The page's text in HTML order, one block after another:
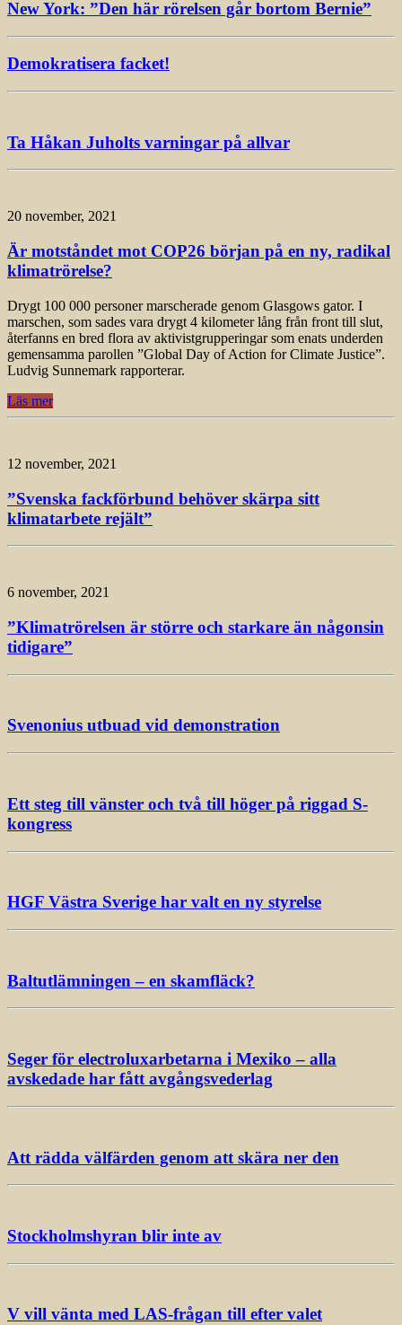
New York: ”Den här rörelsen går bortom Bernie”
Demokratisera facket!
Ta Håkan Juholts varningar på allvar
20 november, 2021
Är motståndet mot COP26 början på en ny, radikal
klimatrörelse?
Drygt 100 000 personer marscherade genom Glasgows gator. I
marschen, som sades vara drygt 4 kilometer lång från front till slut,
återfanns en bred flora av aktivistgrupperingar som enats underden
gemensamma parollen ”Global Day of Action for Climate Justice”.
Ludvig Sunnemark rapporterar.
Läs mer
12 november, 2021
”Svenska fackförbund behöver skärpa sitt
klimatarbete rejält”
6 november, 2021
”Klimatrörelsen är större och starkare än någonsin
tidigare”
Svenonius utbuad vid demonstration
Ett steg till vänster och två till höger på riggad S-
kongress
HGF Västra Sverige har valt en ny styrelse
Baltutlämningen – en skamfläck?
Seger för electroluxarbetarna i Mexiko – alla
avskedade har fått avgångsvederlag
Att rädda välfärden genom att skära ner den
Stockholmshyran blir inte av
V vill vänta med LAS-frågan till efter valet